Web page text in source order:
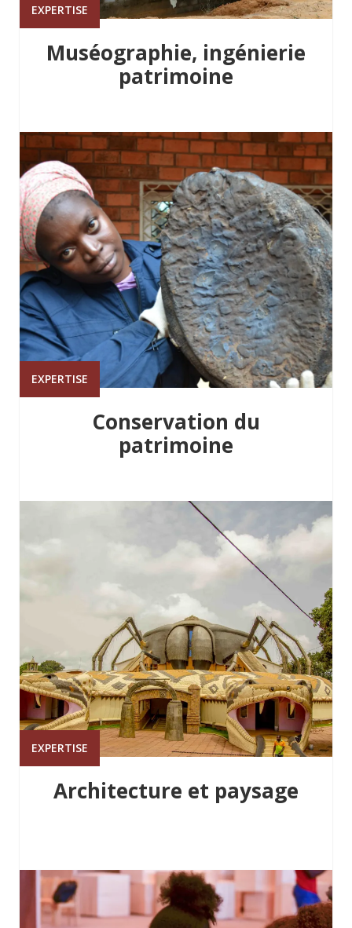
EXPERTISE
Muséographie, ingénierie
patrimoine
EXPERTISE
Conservation du
patrimoine
EXPERTISE
Architecture et paysage